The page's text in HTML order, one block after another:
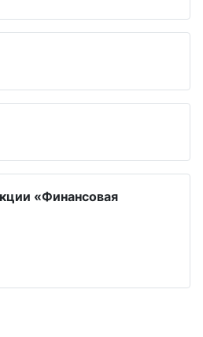
«Финансовая